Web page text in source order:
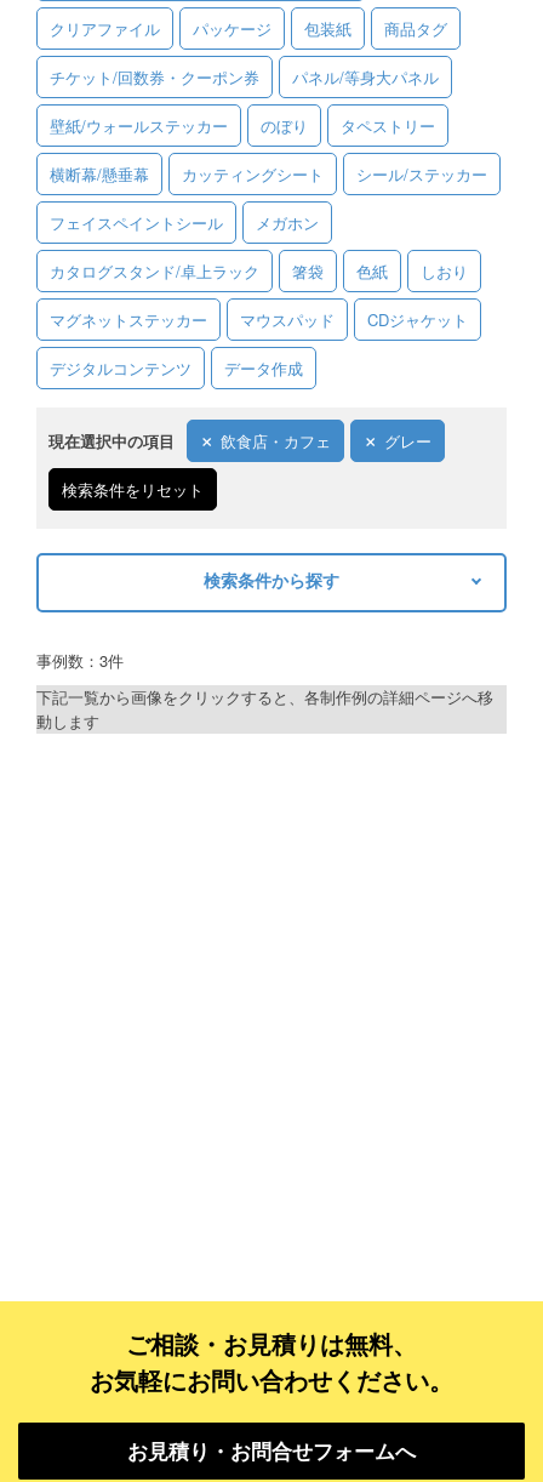
キャンセルについて
FAQ（よくあるご質問）
資料をダウンロード
ご利用規約
お見積り・お問合せ
クリアファイル パッケージ 包装紙 商品タグ
チケット/回数券・クーポン券 パネル/等身大パネル
壁紙/ウォールステッカー のぼり タペストリー
横断幕/懸垂幕 カッティングシート シール/ステッカー
フェイスペイントシール メガホン
カタログスタンド/卓上ラック 箸袋 色紙 しおり
マグネットステッカー マウスパッド CDジャケット
デジタルコンテンツ データ作成
現在選択中の項目 飲食店・カフェ グレー
検索条件をリセット
検索条件から探す
制作プランで探す
美容室・サロン・クリニック
事例数：3件
下記一覧から画像をクリックすると、各制作例の詳細ページへ移
動します
ご相談・お見積りは無料、
お気軽にお問い合わせください。
お見積り・お問合せフォームへ